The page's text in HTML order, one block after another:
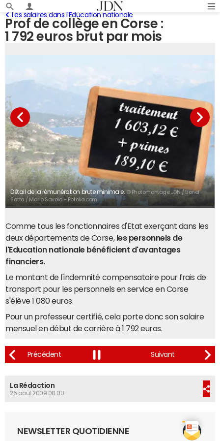
Prof de collège en Corse :
1 792 euros brut par mois
Les salaires dans l'Education nationale
Détail de la rémunération brute minimale. © Photomontage JDN / Lionel
Satta / Mario Savoia - Fotolia.com
Comme tous les fonctionnaires d'Etat exerçant dans les
deux départements de Corse, les personnels de
l'Education nationale bénéficient d'avantages
financiers.
Le montant de l'indemnité compensatoire pour frais de
transport pour les personnels en service en Corse
s'élève 1 080 euros.
Pour un professeur certifié, cela porte donc son salaire
mensuel en début de carrière à 1 792 euros.
La Rédaction
26 août 2009 00:00
NEWSLETTER QUOTIDIENNE